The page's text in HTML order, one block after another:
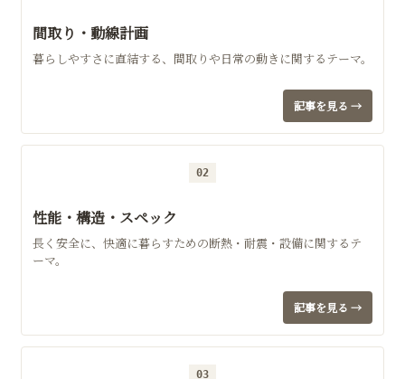
間取り・動線計画
暮らしやすさに直結する、間取りや日常の動きに関するテーマ。
記事を見る →
02
性能・構造・スペック
長く安全に、快適に暮らすための断熱・耐震・設備に関するテ
ーマ。
記事を見る →
03